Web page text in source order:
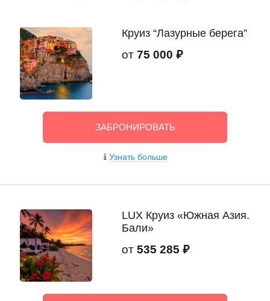
Круиз “Лазурные берега”
от 75 000 ₽
ЗАБРОНИРОВАТЬ
Узнать больше
LUX Круиз «Южная Азия.
Бали»
от 535 285 ₽